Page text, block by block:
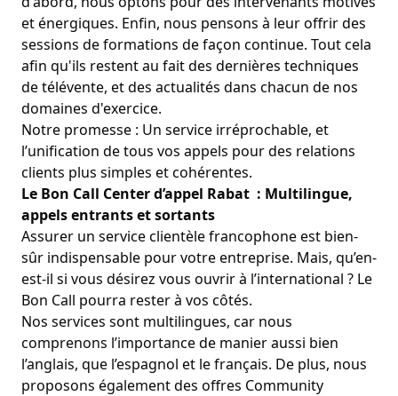
et énergiques. Enfin, nous pensons à leur offrir des
sessions de formations de façon continue. Tout cela
afin qu'ils restent au fait des dernières techniques
de télévente, et des actualités dans chacun de nos
domaines d'exercice.
Notre promesse : Un service irréprochable, et
l’unification de tous vos appels pour des relations
clients plus simples et cohérentes.
Le Bon Call Center d’appel Rabat : Multilingue,
appels entrants et sortants
Assurer un service clientèle francophone est bien-
sûr indispensable pour votre entreprise. Mais, qu’en-
est-il si vous désirez vous ouvrir à l’international ? Le
Bon Call pourra rester à vos côtés.
Nos services sont multilingues, car nous
comprenons l’importance de manier aussi bien
l’anglais, que l’espagnol et le français. De plus, nous
proposons également des offres Community